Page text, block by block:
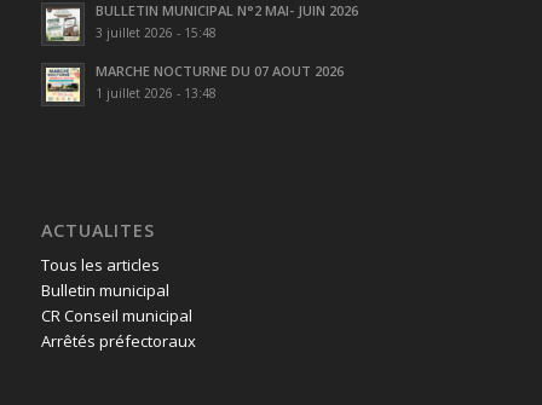
BULLETIN MUNICIPAL N°2 MAI- JUIN 2026
3 juillet 2026 - 15:48
MARCHE NOCTURNE DU 07 AOUT 2026
1 juillet 2026 - 13:48
ACTUALITES
Tous les articles
Bulletin municipal
CR Conseil municipal
Arrêtés préfectoraux